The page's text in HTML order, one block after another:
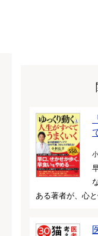
ある著者が、心